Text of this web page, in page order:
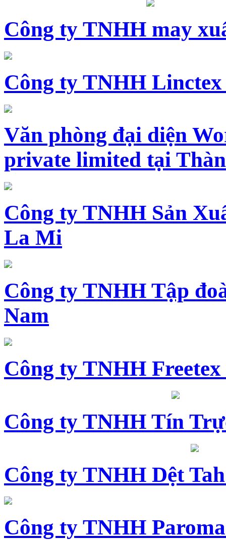
Công ty TNHH may
Công ty TNHH Linctex
Văn phòng đại diện
private limited tại
Công ty TNHH Sản
La Mi
Công ty TNHH Tập
Nam
Công ty TNHH
Công ty TNHH Tín
Công ty TNHH Dệt
Công ty TNHH